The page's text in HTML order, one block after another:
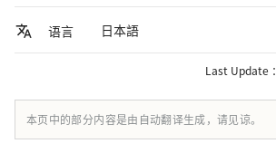
语言 日本語
Last Update ：
本页中的部分内容是由自动翻译生成，请见谅。